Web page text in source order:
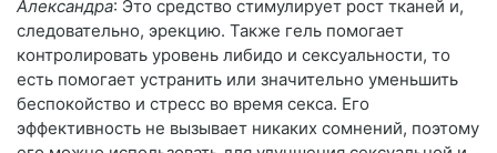
Александра: Это средство стимулирует рост тканей и,
следовательно, эрекцию. Также гель помогает
контролировать уровень либидо и сексуальности, то
есть помогает устранить или значительно уменьшить
беспокойство и стресс во время секса. Его
эффективность не вызывает никаких сомнений, поэтому